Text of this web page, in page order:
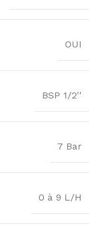
OUI
BSP 1/2''
7 Bar
0 à 9 L/H